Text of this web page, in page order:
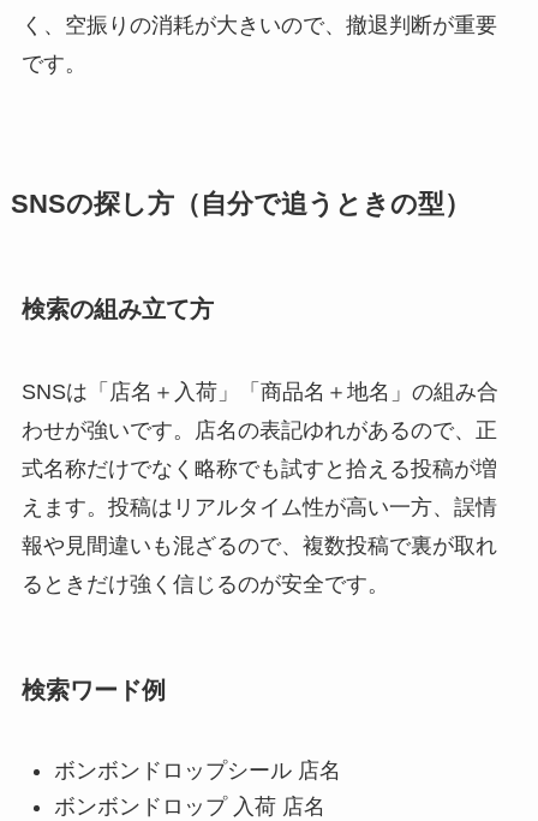
く、空振りの消耗が大きいので、撤退判断が重要
です。
SNSの探し方（自分で追うときの型）
検索の組み立て方
SNSは「店名＋入荷」「商品名＋地名」の組み合
わせが強いです。店名の表記ゆれがあるので、正
式名称だけでなく略称でも試すと拾える投稿が増
えます。投稿はリアルタイム性が高い一方、誤情
報や見間違いも混ざるので、複数投稿で裏が取れ
るときだけ強く信じるのが安全です。
検索ワード例
ボンボンドロップシール 店名
ボンボンドロップ 入荷 店名